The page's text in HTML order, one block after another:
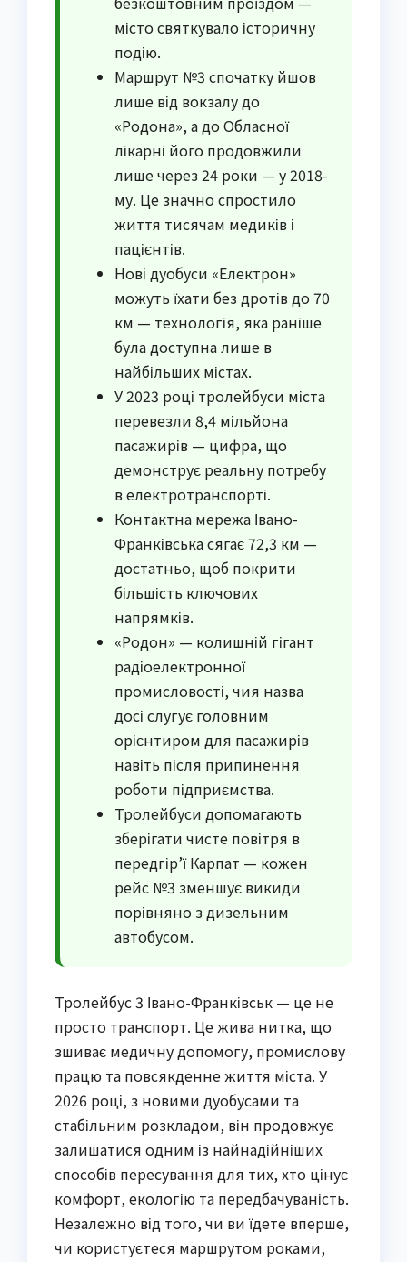
місто святкувало історичну
подію.
Маршрут №3 спочатку йшов
лише від вокзалу до
«Родона», а до Обласної
лікарні його продовжили
лише через 24 роки — у 2018-
му. Це значно спростило
життя тисячам медиків і
пацієнтів.
Нові дуобуси «Електрон»
можуть їхати без дротів до 70
км — технологія, яка раніше
була доступна лише в
найбільших містах.
У 2023 році тролейбуси міста
перевезли 8,4 мільйона
пасажирів — цифра, що
демонструє реальну потребу
в електротранспорті.
Контактна мережа Івано-
Франківська сягає 72,3 км —
достатньо, щоб покрити
більшість ключових
напрямків.
«Родон» — колишній гігант
радіоелектронної
промисловості, чия назва
досі слугує головним
орієнтиром для пасажирів
навіть після припинення
роботи підприємства.
Тролейбуси допомагають
зберігати чисте повітря в
передгір’ї Карпат — кожен
рейс №3 зменшує викиди
порівняно з дизельним
автобусом.
Тролейбус 3 Івано-Франківськ — це не
просто транспорт. Це жива нитка, що
зшиває медичну допомогу, промислову
працю та повсякденне життя міста. У
2026 році, з новими дуобусами та
стабільним розкладом, він продовжує
залишатися одним із найнадійніших
способів пересування для тих, хто цінує
комфорт, екологію та передбачуваність.
Незалежно від того, чи ви їдете вперше,
чи користуєтеся маршрутом роками,